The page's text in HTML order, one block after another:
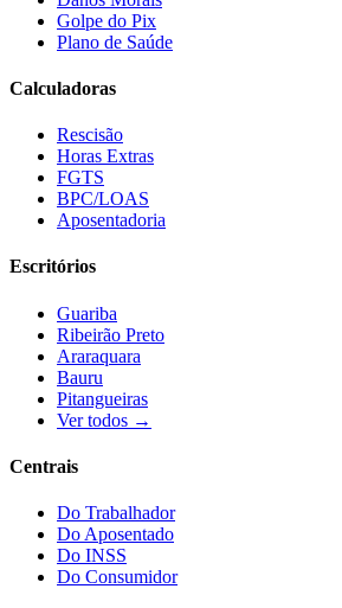
Golpe do Pix
Plano de Saúde
Calculadoras
Rescisão
Horas Extras
FGTS
BPC/LOAS
Aposentadoria
Escritórios
Guariba
Ribeirão Preto
Araraquara
Bauru
Pitangueiras
Ver todos →
Centrais
Do Trabalhador
Do Aposentado
Do INSS
Do Consumidor